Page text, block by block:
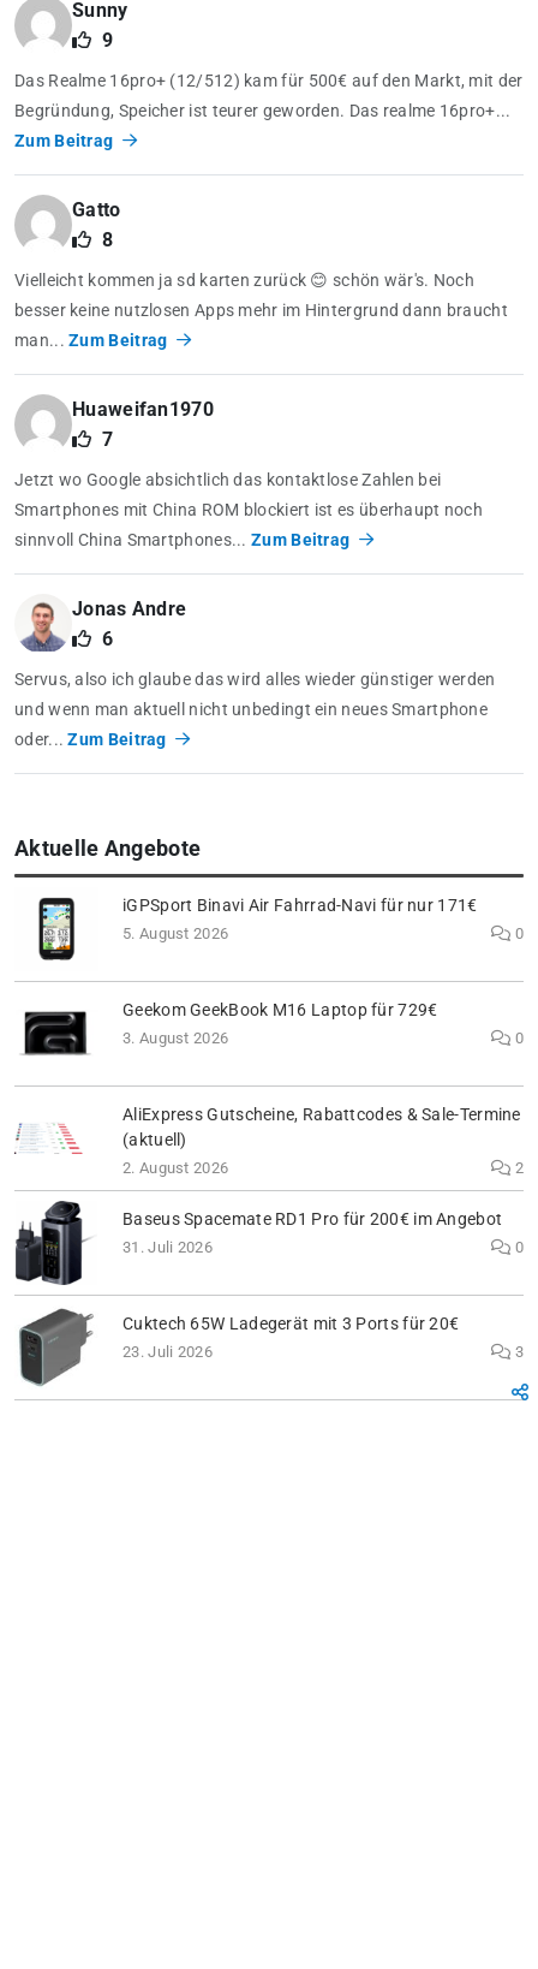
Sunny
9
Das Realme 16pro+ (12/512) kam für 500€ auf den Markt, mit der
Begründung, Speicher ist teurer geworden. Das realme 16pro+...
Zum Beitrag
Gatto
8
Vielleicht kommen ja sd karten zurück 😊 schön wär's. Noch
besser keine nutzlosen Apps mehr im Hintergrund dann braucht
man...Zum Beitrag
Huaweifan1970
7
Jetzt wo Google absichtlich das kontaktlose Zahlen bei
Smartphones mit China ROM blockiert ist es überhaupt noch
sinnvoll China Smartphones...Zum Beitrag
Jonas Andre
6
Servus, also ich glaube das wird alles wieder günstiger werden
und wenn man aktuell nicht unbedingt ein neues Smartphone
oder...Zum Beitrag
Aktuelle Angebote
iGPSport Binavi Air Fahrrad-Navi für nur 171€
5. August 2026 0
Geekom GeekBook M16 Laptop für 729€
3. August 2026 0
AliExpress Gutscheine, Rabattcodes & Sale-Termine
(aktuell)
2. August 2026 2
Baseus Spacemate RD1 Pro für 200€ im Angebot
31. Juli 2026 0
Cuktech 65W Ladegerät mit 3 Ports für 20€
23. Juli 2026 3